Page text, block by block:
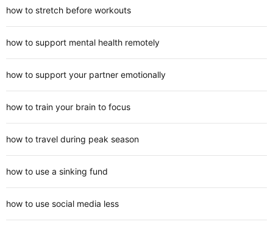
how to stretch before workouts
how to support mental health remotely
how to support your partner emotionally
how to train your brain to focus
how to travel during peak season
how to use a sinking fund
how to use social media less